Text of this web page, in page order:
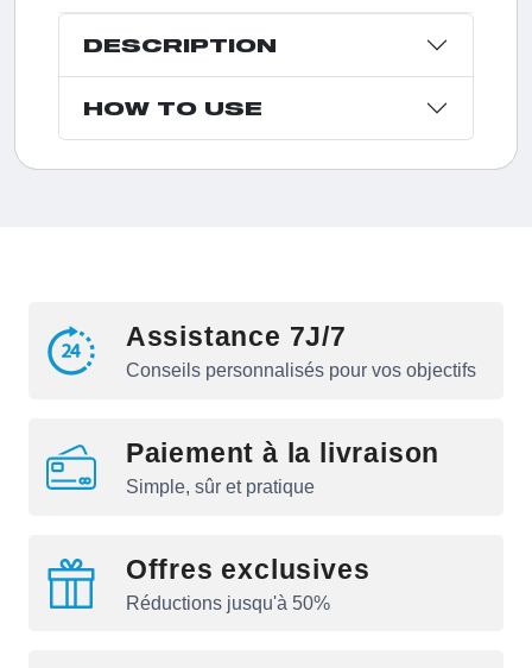
DESCRIPTION
HOW TO USE
Assistance 7J/7
Conseils personnalisés pour vos objectifs
Paiement à la livraison
Simple, sûr et pratique
Offres exclusives
Réductions jusqu'à 50%